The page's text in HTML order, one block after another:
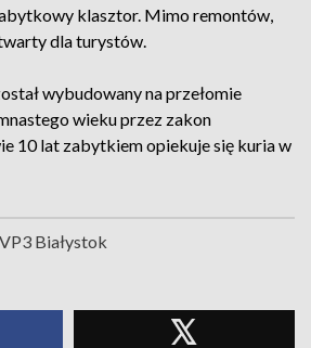
klasztor. Mimo remontów,
dla turystów.
wybudowany na przełomie
wieku przez zakon
10 lat zabytkiem opiekuje się kuria w
Białystok